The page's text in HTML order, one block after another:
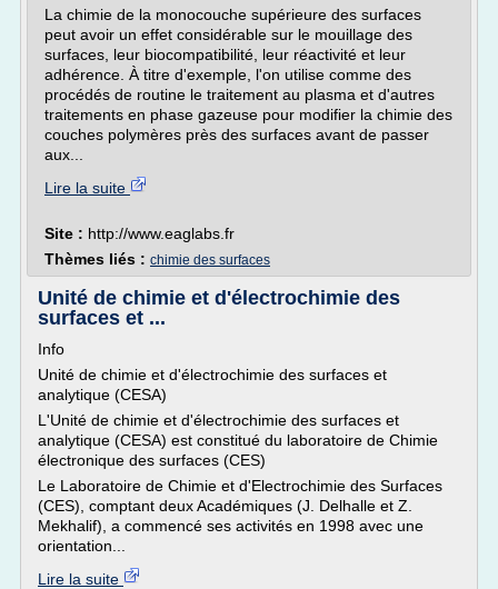
La chimie de la monocouche supérieure des surfaces
peut avoir un effet considérable sur le mouillage des
surfaces, leur biocompatibilité, leur réactivité et leur
adhérence. À titre d'exemple, l'on utilise comme des
procédés de routine le traitement au plasma et d'autres
traitements en phase gazeuse pour modifier la chimie des
couches polymères près des surfaces avant de passer
aux...
Lire la suite
Site : http://www.eaglabs.fr
Thèmes liés : chimie des surfaces
Unité de chimie et d'électrochimie des
surfaces et ...
Info
Unité de chimie et d'électrochimie des surfaces et
analytique (CESA)
L'Unité de chimie et d'électrochimie des surfaces et
analytique (CESA) est constitué du laboratoire de Chimie
électronique des surfaces (CES)
Le Laboratoire de Chimie et d'Electrochimie des Surfaces
(CES), comptant deux Académiques (J. Delhalle et Z.
Mekhalif), a commencé ses activités en 1998 avec une
orientation...
Lire la suite